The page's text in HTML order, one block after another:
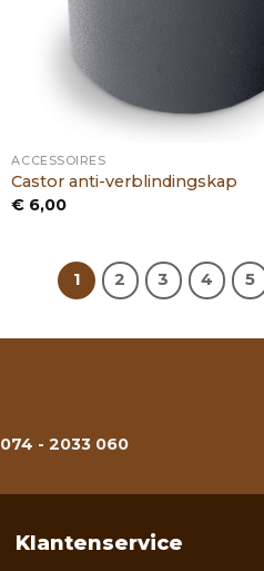
ACCESSOIRES
Castor anti-verblindingskap
€ 6,00
1 2 3 4 5
074 - 2033 060
Klantenservice